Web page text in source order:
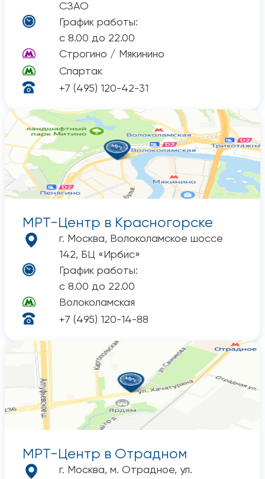
СЗАО
График работы:
с 8.00 до 22.00
Строгино / Мякинино
Спартак
+7 (495) 120-42-31
МРТ-Центр в Красногорске
г. Москва, Волоколамское шоссе
142, БЦ «Ирбис»
График работы:
с 8.00 до 22.00
Волоколамская
+7 (495) 120-14-88
МРТ-Центр в Отрадном
г. Москва, м. Отрадное, ул.